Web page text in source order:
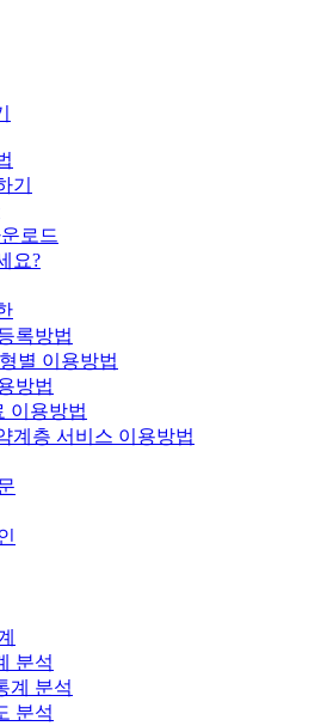
기
로드
요?
록방법
별 이용방법
방법
이용방법
계층 서비스 이용방법
분석
계 분석
분석